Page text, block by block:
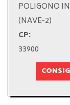
POLIGONO
(NAVE-2)
CP:
33900